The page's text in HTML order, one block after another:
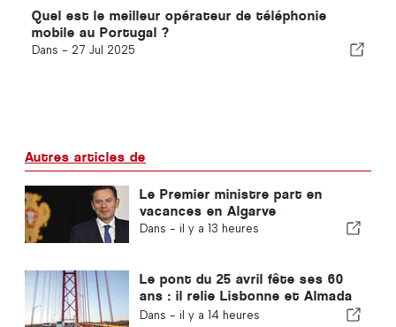
Quel est le meilleur opérateur de téléphonie
mobile au Portugal ?
Dans - 27 Jul 2025
Autres articles de
Le Premier ministre part en
vacances en Algarve
Dans - il y a 13 heures
Le pont du 25 avril fête ses 60
ans : il relie Lisbonne et Almada
depuis tout ce temps
Dans - il y a 14 heures